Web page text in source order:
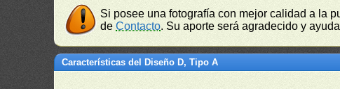
Si posee una fotografía con mejor calidad a la
deContacto. Su aporte será agradecido y
Características del Diseño D, Tipo A